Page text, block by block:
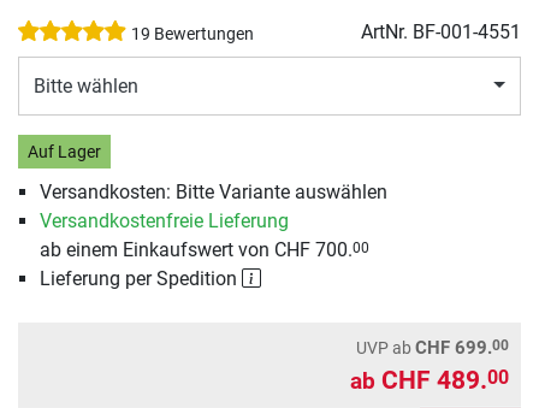
19 Bewertungen ArtNr. BF-001-4551
Bitte wählen
Auf Lager
Versandkosten: Bitte Variante auswählen
Versandkostenfreie Lieferung
ab einem Einkaufswert von CHF 700.00
Lieferung per Spedition
UVPab CHF 699.00
ab CHF 489.00